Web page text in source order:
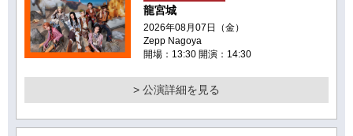
龍宮城
2026年08月07日（金）
Zepp Nagoya
開場：13:30 開演：14:30
> 公演詳細を見る